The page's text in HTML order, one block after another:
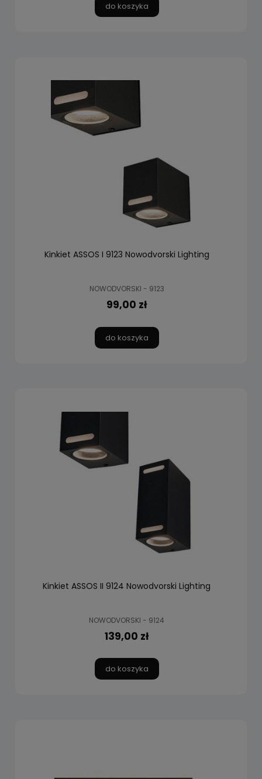
do koszyka
Kinkiet ASSOS I 9123 Nowodvorski Lighting
NOWODVORSKI - 9123
99,00 zł
do koszyka
Kinkiet ASSOS II 9124 Nowodvorski Lighting
NOWODVORSKI - 9124
139,00 zł
do koszyka